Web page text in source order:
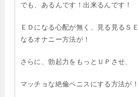
でも、あるんです！出来るんです！
ＥＤになる心配が無く、見る見るＳ
なるオナニー方法が！
さらに、勃起力をもっとＵＰさせ、
マッチョな絶倫ペニスにする方法が！